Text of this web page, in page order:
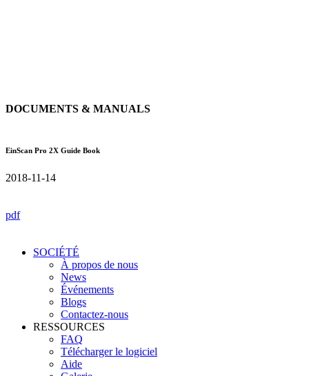
DOCUMENTS & MANUALS
EinScan Pro 2X Guide Book
2018-11-14
pdf
SOCIÉTÉ
À propos de nous
News
Événements
Blogs
Contactez-nous
RESSOURCES
FAQ
Télécharger le logiciel
Aide